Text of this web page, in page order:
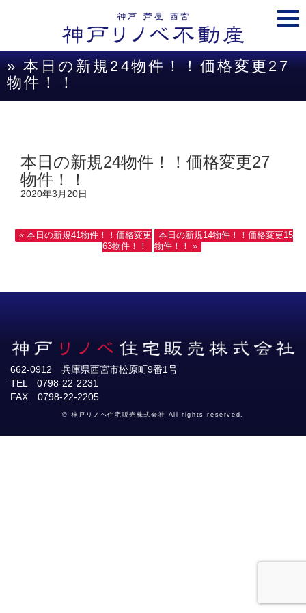
» 本日の新規24物件！！価格変更27
物件！！
本日の新規24物件！！価格変更27
物件！！
2020年3月20日
« 本日の新規41物件！！価格変更
63物件！！
本日の新規14物件！！価格変更15
物件！！ »
662-0912 兵庫県西宮市松原町9番1号
TEL 0798-22-2231
FAX 0798-22-2205
© 神戸リノベ住宅販売株式会社 All rights reserved.